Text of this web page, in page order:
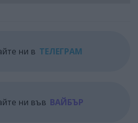
ни в ТЕЛЕГРАМ
ни във ВАЙБЪР